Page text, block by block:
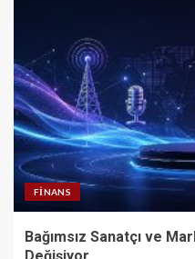
FINANS
Bağımsız Sanatçı ve
Değişiyor